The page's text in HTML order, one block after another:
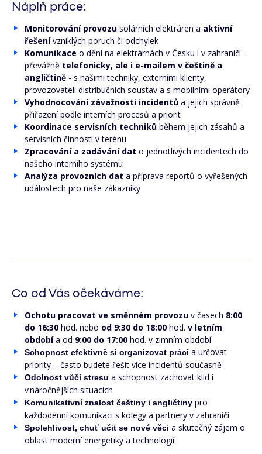
Náplň práce:
Monitorování provozu solárních elektráren a aktivní
řešenívzniklých poruch či odchylek
Komunikace o dění na elektrárnách v Česku i v zahraničí –
převážně telefonicky, ale i e-mailem v češtině a
angličtině- s našimi techniky, externími klienty,
provozovateli distribučních soustav a s mobilními operátory
Vyhodnocování závažnosti incidentůa jejich správně
přiřazení podle interních procesů a priorit
Koordinace servisních technikůběhem jejich zásahů a
servisních činností v terénu
Zpracování a zadávání dat o jednotlivých incidentech do
našeho interního systému
Analýza provozních dat a příprava reportů o vyřešených
událostech pro naše zákazníky
Co od Vás očekáváme:
Ochotu pracovat ve směnném provozuv časech 8:00
do 16:30 hod. nebo od 9:30 do 18:00 hod. v letním
obdobía od 9:00 do 17:00 hod. v zimním období
Schopnost efektivně si organizovat práci a určovat
priority – často budete řešit více incidentů současně
Odolnost vůči stresu a schopnost zachovat klid i
v náročnějších situacích
Komunikativní znalost češtiny i angličtinypro
každodenní komunikaci s kolegy a partnery v zahraničí
Spolehlivost, chuť učit se nové věci a skutečný zájem o
oblast moderní energetiky a technologií